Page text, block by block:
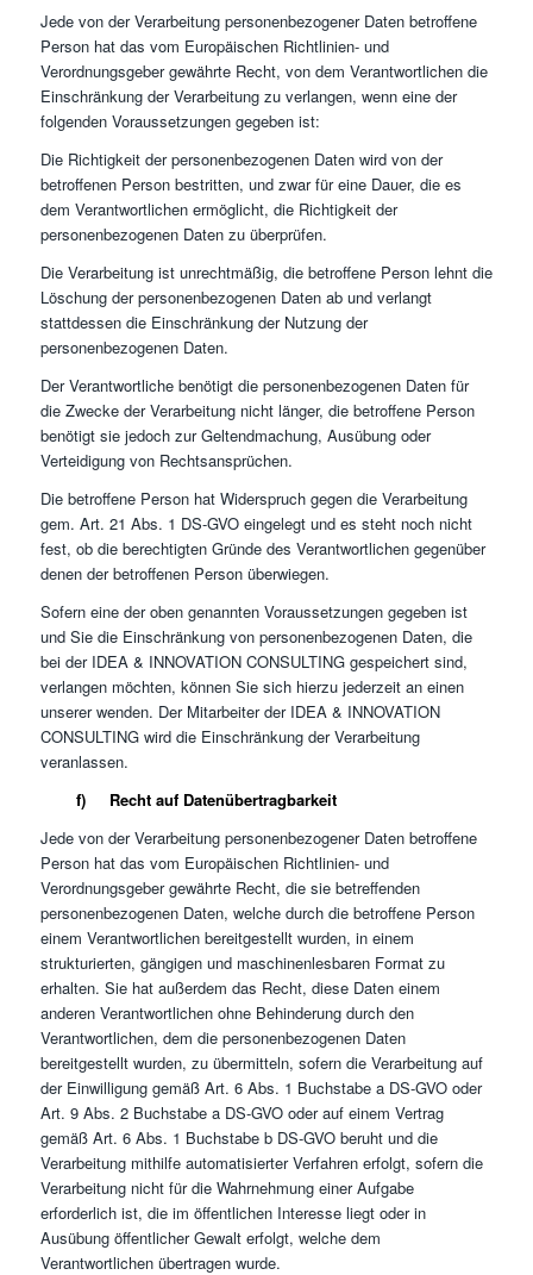
Jede von der Verarbeitung personenbezogener Daten betroffene
Person hat das vom Europäischen Richtlinien- und
Verordnungsgeber gewährte Recht, von dem Verantwortlichen die
Einschränkung der Verarbeitung zu verlangen, wenn eine der
folgenden Voraussetzungen gegeben ist:
Die Richtigkeit der personenbezogenen Daten wird von der
betroffenen Person bestritten, und zwar für eine Dauer, die es
dem Verantwortlichen ermöglicht, die Richtigkeit der
personenbezogenen Daten zu überprüfen.
Die Verarbeitung ist unrechtmäßig, die betroffene Person lehnt die
Löschung der personenbezogenen Daten ab und verlangt
stattdessen die Einschränkung der Nutzung der
personenbezogenen Daten.
Der Verantwortliche benötigt die personenbezogenen Daten für
die Zwecke der Verarbeitung nicht länger, die betroffene Person
benötigt sie jedoch zur Geltendmachung, Ausübung oder
Verteidigung von Rechtsansprüchen.
Die betroffene Person hat Widerspruch gegen die Verarbeitung
gem. Art. 21 Abs. 1 DS-GVO eingelegt und es steht noch nicht
fest, ob die berechtigten Gründe des Verantwortlichen gegenüber
denen der betroffenen Person überwiegen.
Sofern eine der oben genannten Voraussetzungen gegeben ist
und Sie die Einschränkung von personenbezogenen Daten, die
bei der IDEA & INNOVATION CONSULTING gespeichert sind,
verlangen möchten, können Sie sich hierzu jederzeit an einen
unserer wenden. Der Mitarbeiter der IDEA & INNOVATION
CONSULTING wird die Einschränkung der Verarbeitung
veranlassen.
f) Recht auf Datenübertragbarkeit
Jede von der Verarbeitung personenbezogener Daten betroffene
Person hat das vom Europäischen Richtlinien- und
Verordnungsgeber gewährte Recht, die sie betreffenden
personenbezogenen Daten, welche durch die betroffene Person
einem Verantwortlichen bereitgestellt wurden, in einem
strukturierten, gängigen und maschinenlesbaren Format zu
erhalten. Sie hat außerdem das Recht, diese Daten einem
anderen Verantwortlichen ohne Behinderung durch den
Verantwortlichen, dem die personenbezogenen Daten
bereitgestellt wurden, zu übermitteln, sofern die Verarbeitung auf
der Einwilligung gemäß Art. 6 Abs. 1 Buchstabe a DS-GVO oder
Art. 9 Abs. 2 Buchstabe a DS-GVO oder auf einem Vertrag
gemäß Art. 6 Abs. 1 Buchstabe b DS-GVO beruht und die
Verarbeitung mithilfe automatisierter Verfahren erfolgt, sofern die
Verarbeitung nicht für die Wahrnehmung einer Aufgabe
erforderlich ist, die im öffentlichen Interesse liegt oder in
Ausübung öffentlicher Gewalt erfolgt, welche dem
Verantwortlichen übertragen wurde.